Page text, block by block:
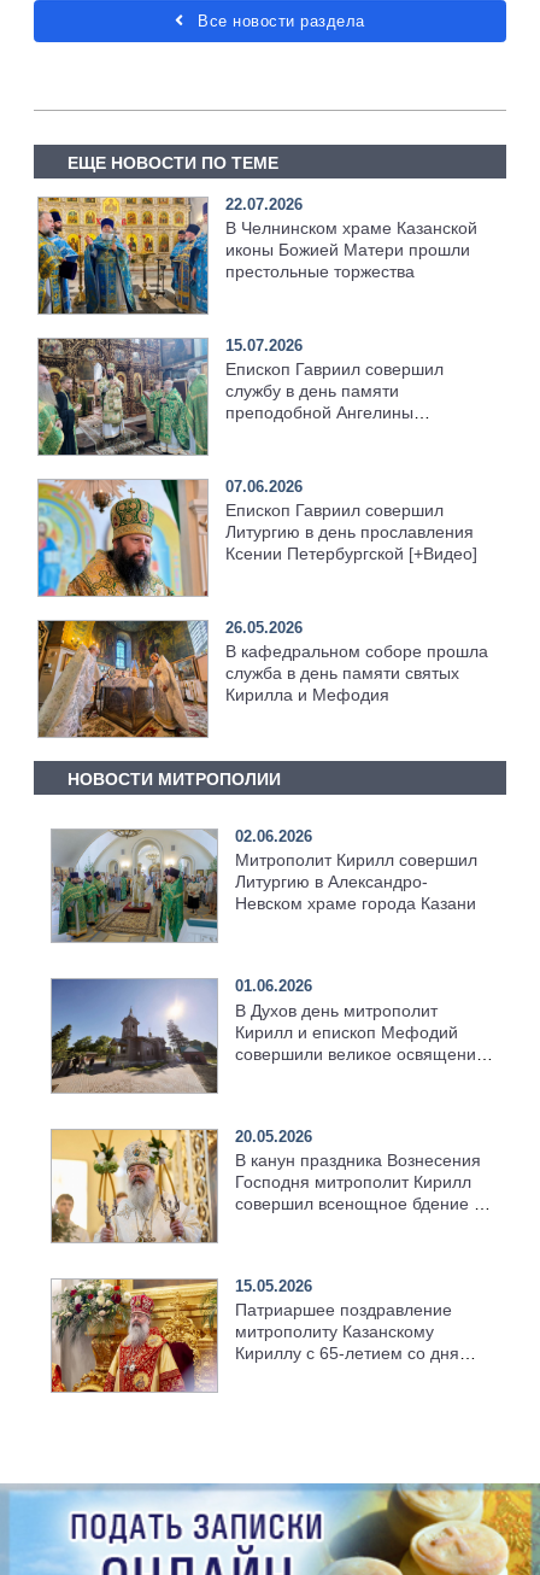
Все новости раздела
ЕЩЕ НОВОСТИ ПО ТЕМЕ
22.07.2026
В Челнинском храме Казанской
иконы Божией Матери прошли
престольные торжества
15.07.2026
Епископ Гавриил совершил
службу в день памяти
преподобной Ангелины
07.06.2026
Епископ Гавриил совершил
Литургию в день прославления
Ксении Петербургской [+Видео]
26.05.2026
В кафедральном соборе прошла
служба в день памяти святых
Кирилла и Мефодия
НОВОСТИ МИТРОПОЛИИ
02.06.2026
Митрополит Кирилл совершил
Литургию в Александро-
Невском храме города Казани
01.06.2026
В Духов день митрополит
Кирилл и епископ Мефодий
совершили великое освящение
20.05.2026
В канун праздника Вознесения
Господня митрополит Кирилл
совершил всенощное бдение в
15.05.2026
Патриаршее поздравление
митрополиту Казанскому
Кириллу с 65-летием со дня